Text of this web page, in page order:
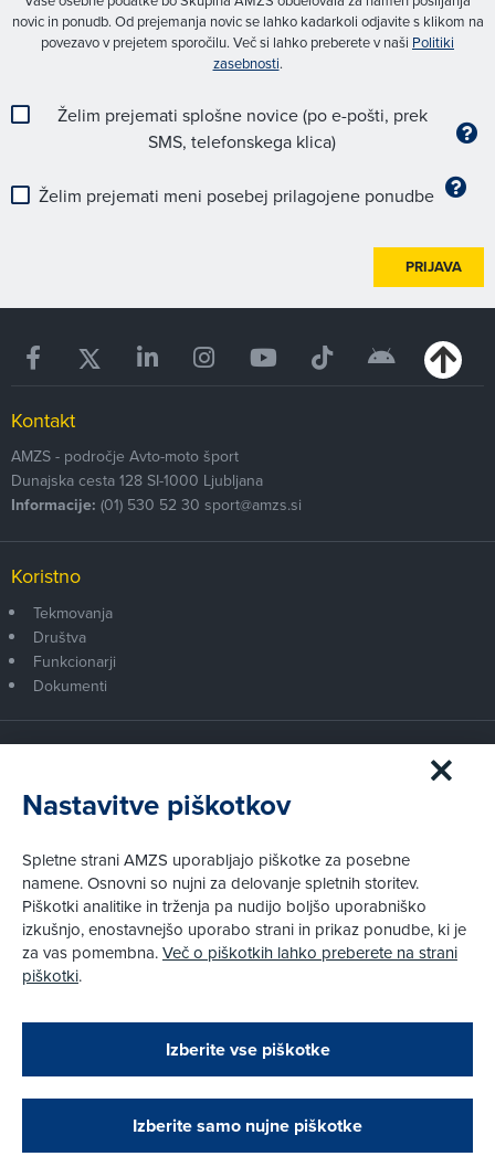
Zapri
Podarjamo vam 10 €!
Obstoječi in novi AMZS člani, ki boste v AMZS
opravili registracijo vozila, boste prejeli
vrednostno darilno kartico z dobroimetjem v višini
novic in ponudb. Od prejemanja novic se lahko kadarkoli odjavite s klikom na
povezavo v prejetem sporočilu. Več si lahko preberete v naši Politiki
zasebnosti.
Želim prejemati splošne novice (po e-pošti, prek
SMS, telefonskega klica)
Želim prejemati meni posebej prilagojene ponudbe
PRIJAVA
Kontakt
AMZS - področje Avto-moto šport
Dunajska cesta 128 SI-1000 Ljubljana
Informacije: (01) 530 52 30 sport@amzs.si
Koristno
Tekmovanja
Društva
Funkcionarji
Dokumenti
Postanite član AMZS
Zakaj (p)ostati član?
Kako vam pomagamo
Pravni vidiki
Piškotki
Pravno obvestilo
Pri spletni včlanitvi so podprta naslednja plačilna sredstva:
Nastavitve piškotkov
Spletne strani AMZS uporabljajo piškotke za posebne
namene. Osnovni so nujni za delovanje spletnih storitev.
Piškotki analitike in trženja pa nudijo boljšo uporabniško
izkušnjo, enostavnejšo uporabo strani in prikaz ponudbe, ki je
za vas pomembna.Več o piškotkih lahko preberete na strani
piškotki.
Izberite vse piškotke
Izberite samo nujne piškotke